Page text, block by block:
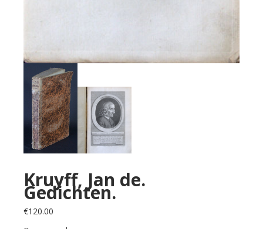
Kruyff, Jan de.
Gedichten.
€120.00